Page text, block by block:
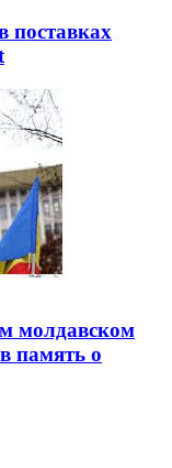
поставках
молдавском
память о